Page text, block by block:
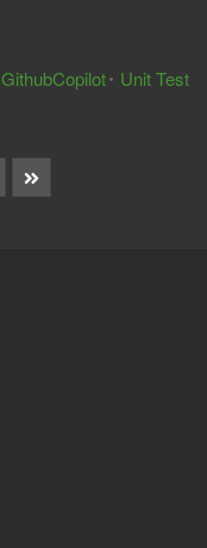
GithubCopilot Unit Test